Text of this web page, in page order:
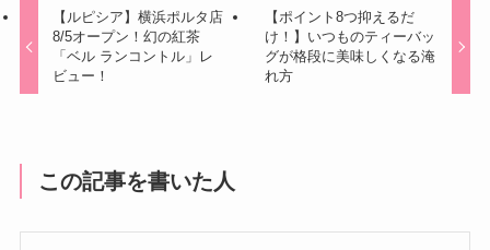
【ルピシア】横浜ポルタ店
8/5オープン！幻の紅茶
「ベル ランコントル」レ
ビュー！
【ポイント8つ抑えるだ
け！】いつものティーバッ
グが格段に美味しくなる淹
れ方
この記事を書いた人